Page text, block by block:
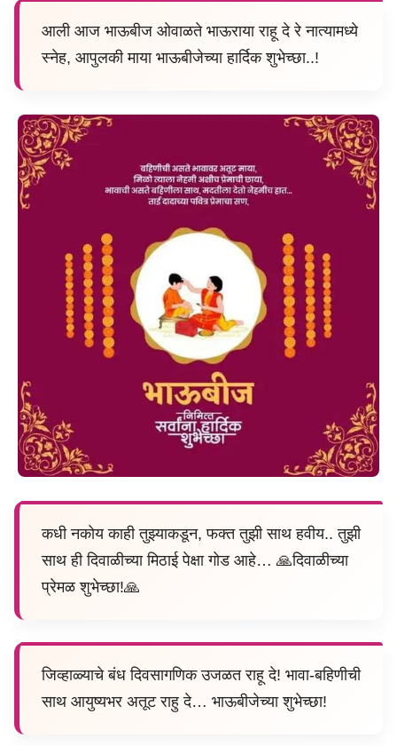
आली आज भाऊबीज ओवाळते भाऊराया राहू दे रे नात्यामध्ये
स्नेह, आपुलकी माया भाऊबीजेच्या हार्दिक शुभेच्छा..!
कधी नकोय काही तुझ्याकडून, फक्त तुझी साथ हवीय.. तुझी
साथ ही दिवाळीच्या मिठाई पेक्षा गोड आहे… 🙏दिवाळीच्या
प्रेमळ शुभेच्छा!🙏
जिव्हाळ्याचे बंध दिवसागणिक उजळत राहू दे! भावा-बहिणीची
साथ आयुष्यभर अतूट राहु दे… भाऊबीजेच्या शुभेच्छा!